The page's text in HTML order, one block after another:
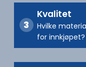
Kvalitet
Hvilke
for innkjøpet?